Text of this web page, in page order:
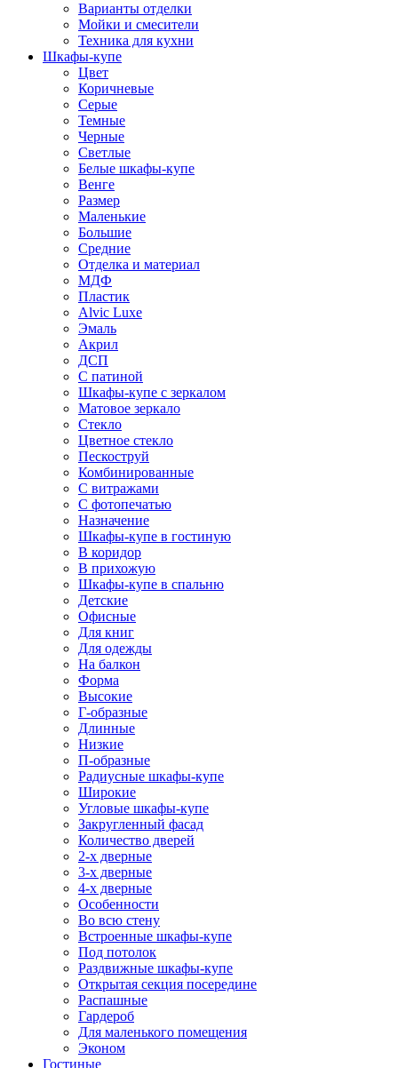
Варианты отделки
Мойки и смесители
Техника для кухни
Шкафы-купе
Цвет
Коричневые
Серые
Темные
Черные
Светлые
Белые шкафы-купе
Венге
Размер
Маленькие
Большие
Средние
Отделка и материал
МДФ
Пластик
Alvic Luxe
Эмаль
Акрил
ДСП
С патиной
Шкафы-купе с зеркалом
Матовое зеркало
Стекло
Цветное стекло
Пескоструй
Комбинированные
С витражами
С фотопечатью
Назначение
Шкафы-купе в гостиную
В коридор
В прихожую
Шкафы-купе в спальню
Детские
Офисные
Для книг
Для одежды
На балкон
Форма
Высокие
Г-образные
Длинные
Низкие
П-образные
Радиусные шкафы-купе
Широкие
Угловые шкафы-купе
Закругленный фасад
Количество дверей
2-х дверные
3-х дверные
4-х дверные
Особенности
Во всю стену
Встроенные шкафы-купе
Под потолок
Раздвижные шкафы-купе
Открытая секция посередине
Распашные
Гардероб
Для маленького помещения
Эконом
Гостиные